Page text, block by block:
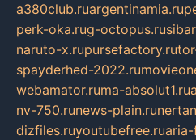
a380club.ruargentinamia.ru
perk-oka.rug-octopus.ru
naruto-x.rupursefactory.ru
spayderhed-2022.ru
webamator.ruma-absolut1.ru
nv-750.runews-plain.ru
dizfiles.ruyoutubefree.ruaria-